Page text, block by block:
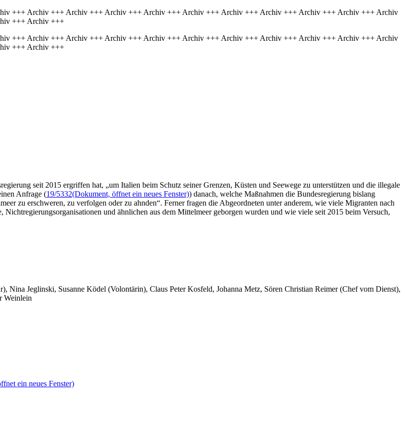
+++ Archiv +++ Archiv +++ Archiv +++ Archiv +++ Archiv +++ Archiv +++ Archiv +++ Archiv +++ Archiv +++ Archiv
+++ Archiv +++
+++ Archiv +++ Archiv +++ Archiv +++ Archiv +++ Archiv +++ Archiv +++ Archiv +++ Archiv +++ Archiv +++ Archiv
+++ Archiv +++
seit 2015 ergriffen hat, „um Italien beim Schutz seiner Grenzen, Küsten und Seewege zu unterstützen und die illegale
Anfrage (19/5332(Dokument, öffnet ein neues Fenster)) danach, welche Maßnahmen die Bundesregierung bislang
zu erschweren, zu verfolgen oder zu ahnden“. Ferner fragen die Abgeordneten unter anderem, wie viele Migranten nach
und ähnlichen aus dem Mittelmeer geborgen wurden und wie viele seit 2015 beim Versuch,
Nina Jeglinski, Susanne Ködel (Volontärin), Claus Peter Kosfeld, Johanna Metz, Sören Christian Reimer (Chef vom Dienst),
Weinlein
ein neues Fenster)